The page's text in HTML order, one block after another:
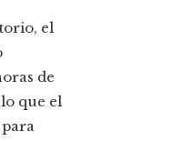
el
de
que el